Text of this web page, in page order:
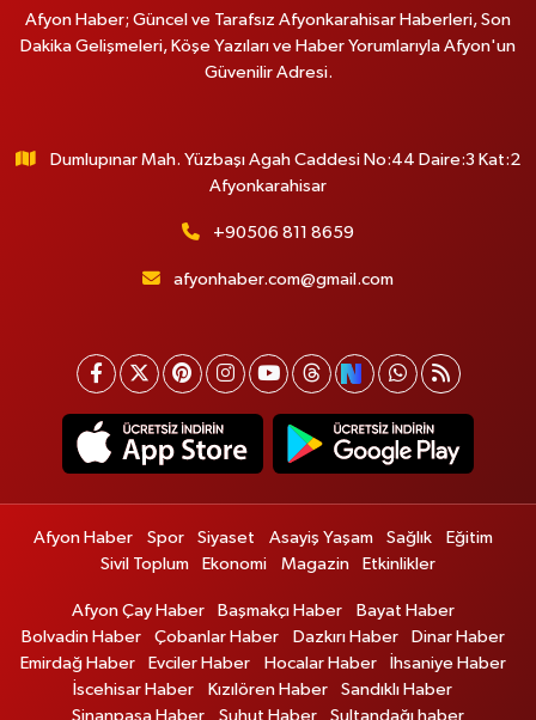
Afyon Haber; Güncel ve Tarafsız Afyonkarahisar Haberleri, Son
Dakika Gelişmeleri, Köşe Yazıları ve Haber Yorumlarıyla Afyon'un
Güvenilir Adresi.
Dumlupınar Mah. Yüzbaşı Agah Caddesi No:44 Daire:3 Kat:2
Afyonkarahisar
+90506 811 8659
afyonhaber.com@gmail.com
Afyon Haber Spor Siyaset Asayiş Yaşam Sağlık
Eğitim
Sivil Toplum
Ekonomi Magazin Etkinlikler
Afyon Çay Haber Başmakçı Haber
Bayat Haber
Bolvadin Haber
Çobanlar Haber Dazkırı Haber
Dinar Haber
Emirdağ Haber
Evciler Haber Hocalar Haber
İhsaniye Haber
İscehisar Haber
Kızılören Haber
Sandıklı Haber
Sinanpaşa Haber
Şuhut Haber Sultandağı haber